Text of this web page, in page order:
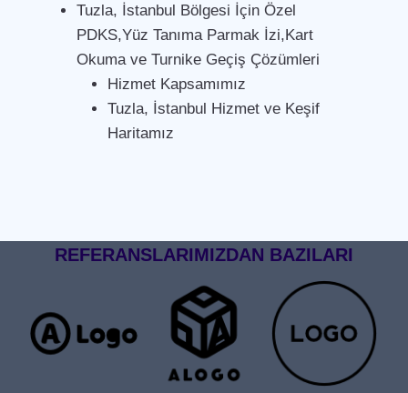
Tuzla, İstanbul Bölgesi İçin Özel
PDKS,Yüz Tanıma Parmak İzi,Kart
Okuma ve Turnike Geçiş Çözümleri
Hizmet Kapsamımız
Tuzla, İstanbul Hizmet ve Keşif
Haritamız
REFERANSLARIMIZDAN BAZILARI